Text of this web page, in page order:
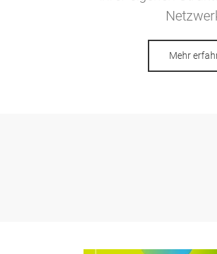
Mehr